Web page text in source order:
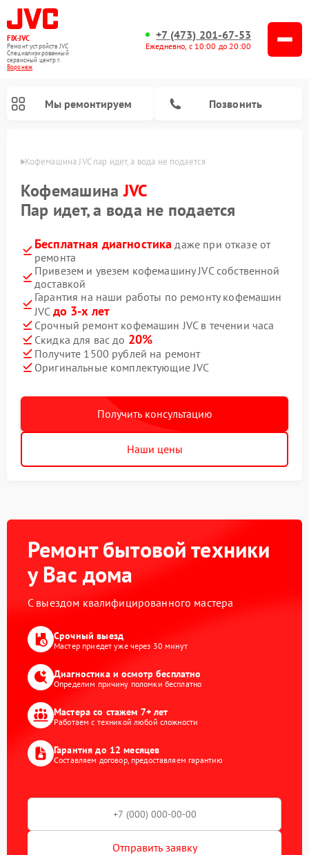
FIX-JVC
Ремонт устройств JVC
Специализированный
cервисный центр г.
Воронеж
+7 (473) 201-67-53
Ежедневно, с 10:00 до 20:00
Мы ремонтируем Позвонить
Кофемашина JVC пар идет, а вода не подается
КофемашинаJVC
Пар идет, а вода не подается
Бесплатная диагностика даже при отказе от
ремонта
Привезем и увезем кофемашину JVC собственной
доставкой
Гарантия на наши работы по ремонту кофемашин
JVC до 3-х лет
Срочный ремонт кофемашин JVC в течении часа
Скидка для вас до 20%
Получите 1500 рублей на ремонт
Оригинальные комплектующие JVC
Получить консультацию
Наши цены
Ремонт бытовой техники
у Вас дома
С выездом квалифицированного мастера
Срочный выезд
Мастер приедет уже через 30 минут
Диагностика и осмотр бесплатно
Определим причину поломки бесплатно
Мастера со стажем 7+ лет
Работаем с техникой любой сложности
Гарантия до 12 месяцев
Составляем договор, предоставляем гарантию
Отправить заявку